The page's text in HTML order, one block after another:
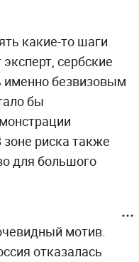
какие-то шаги
сербские
именно безвизовым
бы
риска также
для большого
мотив.
отказалась